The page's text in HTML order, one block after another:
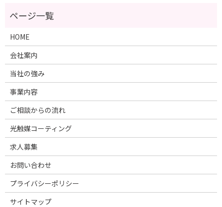
HOME
会社案内
当社の強み
事業内容
ご相談からの流れ
光触媒コーティング
求人募集
お問い合わせ
プライバシーポリシー
サイトマップ